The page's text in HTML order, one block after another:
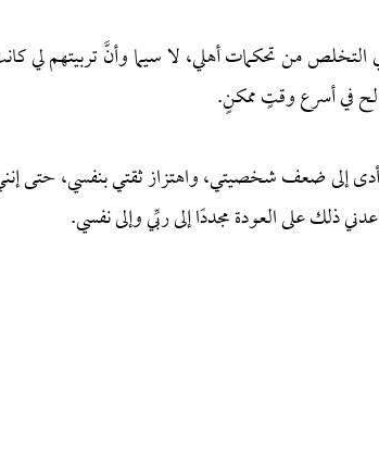
من تحكمات أهلي، لا سيما وأنَّ تربيتهم لي
في أسرع وقتٍ ممكنٍ.
إلى ضعف شخصيتي، واهتزاز ثقتي بنفسي، حتى
ذلك على العودة مجددًا إلى ربِّي وإلى نفسي.